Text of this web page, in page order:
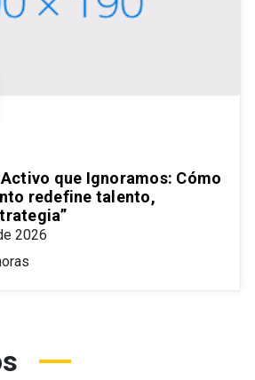
que Ignoramos: Cómo
redefine talento,
2026